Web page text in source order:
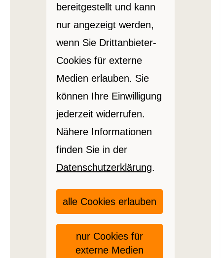
bereitgestellt und kann
nur angezeigt werden,
wenn Sie Drittanbieter-
Cookies für externe
Medien erlauben. Sie
können Ihre Einwilligung
jederzeit widerrufen.
Nähere Informationen
finden Sie in der
Datenschutzerklärung.
alle Cookies erlauben
nur Cookies für
externe Medien